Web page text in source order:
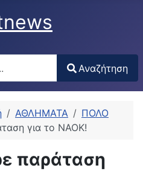
characters for results.
Αναζήτηση
ΑΘΛΗΜΑΤΑ
ΠΟΛΟ
για το ΝΑΟΚ!
παράταση